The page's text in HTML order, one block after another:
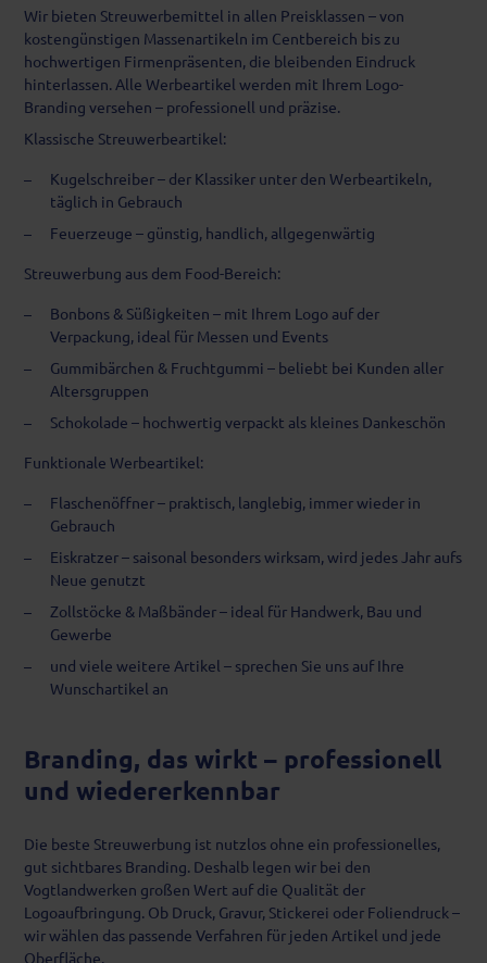
Wir bieten Streuwerbemittel in allen Preisklassen – von
kostengünstigen Massenartikeln im Centbereich bis zu
hochwertigen Firmenpräsenten, die bleibenden Eindruck
hinterlassen. Alle Werbeartikel werden mit Ihrem Logo-
Branding versehen – professionell und präzise.
Klassische Streuwerbeartikel:
Kugelschreiber – der Klassiker unter den Werbeartikeln,
täglich in Gebrauch
Feuerzeuge – günstig, handlich, allgegenwärtig
Streuwerbung aus dem Food-Bereich:
Bonbons & Süßigkeiten – mit Ihrem Logo auf der
Verpackung, ideal für Messen und Events
Gummibärchen & Fruchtgummi – beliebt bei Kunden aller
Altersgruppen
Schokolade – hochwertig verpackt als kleines Dankeschön
Funktionale Werbeartikel:
Flaschenöffner – praktisch, langlebig, immer wieder in
Gebrauch
Eiskratzer – saisonal besonders wirksam, wird jedes Jahr aufs
Neue genutzt
Zollstöcke & Maßbänder – ideal für Handwerk, Bau und
Gewerbe
und viele weitere Artikel – sprechen Sie uns auf Ihre
Wunschartikel an
Branding, das wirkt – professionell
und wiedererkennbar
Die beste Streuwerbung ist nutzlos ohne ein professionelles,
gut sichtbares Branding. Deshalb legen wir bei den
Vogtlandwerken großen Wert auf die Qualität der
Logoaufbringung. Ob Druck, Gravur, Stickerei oder Foliendruck –
wir wählen das passende Verfahren für jeden Artikel und jede
Oberfläche.